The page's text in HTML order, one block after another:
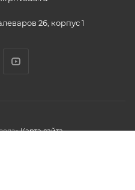
26, корпус 1
Карта сайта